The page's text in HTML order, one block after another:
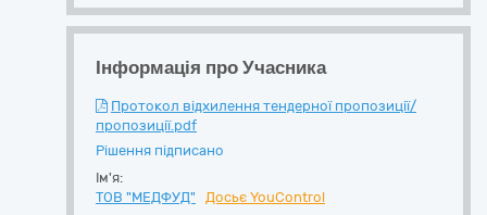
Інформація про Учасника
Протокол відхилення тендерної пропозиції/
пропозиції.pdf
Рішення підписано
Ім'я:
ТОВ "МЕДФУД"
Досьє YouControl